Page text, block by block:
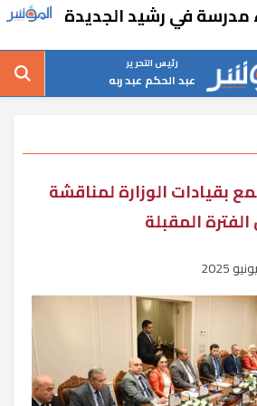
في رشيد الجديدة
رئيس التحرير
عبد الحكم عبد ربه
بقيادات الوزارة لمناقشة
المقبلة